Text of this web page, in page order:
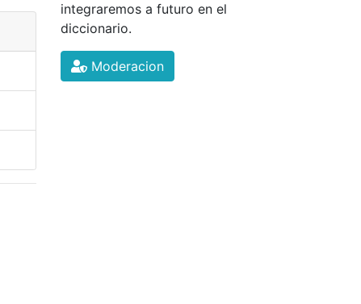
integraremos a futuro en el
diccionario.
Moderacion